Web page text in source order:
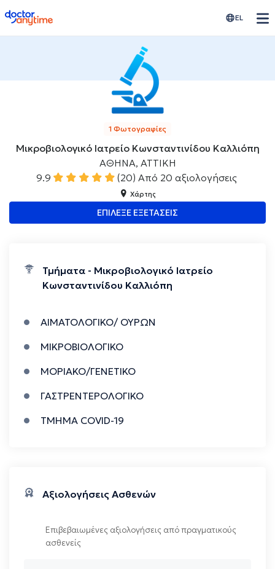
doctoranytime EL
1 Φωτογραφίες
Μικροβιολογικό Ιατρείο Κωνσταντινίδου Καλλιόπη
ΑΘΗΝΑ, ΑΤΤΙΚΗ
9.9
(20) Από 20 αξιολογήσεις
Χάρτης
ΕΠΙΛΕΞΕ ΕΞΕΤΑΣΕΙΣ
Τμήματα - Μικροβιολογικό Ιατρείο
Κωνσταντινίδου Καλλιόπη
ΑΙΜΑΤΟΛΟΓΙΚΟ/ ΟΥΡΩΝ
ΜΙΚΡΟΒΙΟΛΟΓΙΚΟ
ΜΟΡΙΑΚΟ/ΓΕΝΕΤΙΚΟ
ΓΑΣΤΡΕΝΤΕΡΟΛΟΓΙΚΟ
ΤΜΗΜΑ COVID-19
Αξιολογήσεις Ασθενών
Επιβεβαιωμένες αξιολογήσεις από πραγματικούς
ασθενείς